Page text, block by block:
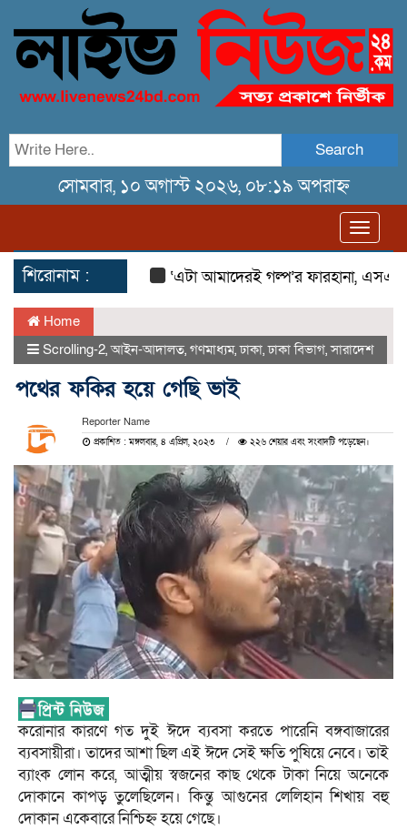
Search
সোমবার, ১০ অগাস্ট ২০২৬, ০৮:১৯ অপরাহ্ন
শিরোনাম : ‘এটা আমাদেরই গল্প’র ফারহানা, এসএসসি
Home
Scrolling-2,আইন-আদালত, গণমাধ্যম,ঢাকা,ঢাকা বিভাগ,সারাদেশ
পথের ফকির হয়ে গেছি ভাই
Reporter Name
প্রকাশিত : মঙ্গলবার, ৪ এপ্রিল, ২০২৩ ২২৬ শেয়ার এবং সংবাদটি পড়েছেন।
করোনার কারণে গত দুই ঈদে ব্যবসা করতে পারেনি বঙ্গবাজারের
ব্যবসায়ীরা। তাদের আশা ছিল এই ঈদে সেই ক্ষতি পুষিয়ে নেবে। তাই
ব্যাংক লোন করে, আত্মীয় স্বজনের কাছ থেকে টাকা নিয়ে অনেকে
দোকানে কাপড় তুলেছিলেন। কিন্তু আগুনের লেলিহান শিখায় বহু
দোকান একেবারে নিশ্চিহ্ন হয়ে গেছে।